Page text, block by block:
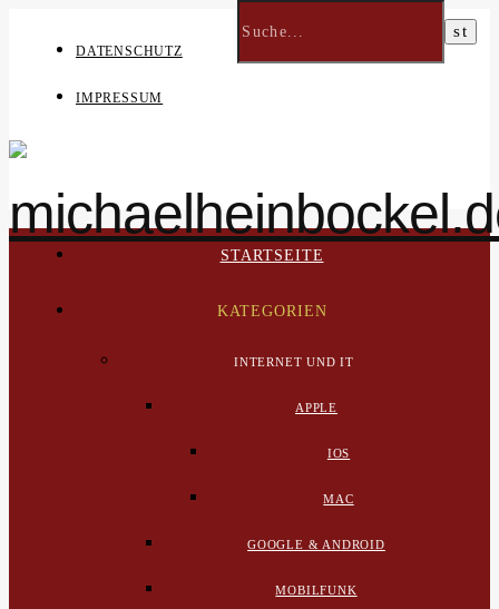
DATENSCHUTZ
IMPRESSUM
STARTSEITE
KATEGORIEN
INTERNET UND IT
APPLE
IOS
MAC
GOOGLE & ANDROID
MOBILFUNK